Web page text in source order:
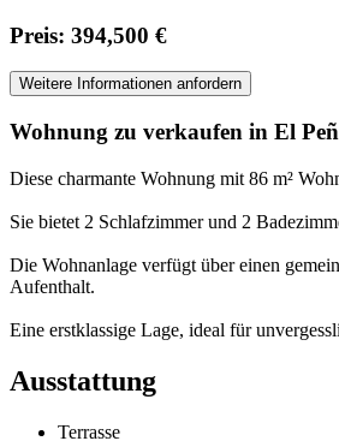
Preis: 394,500 €
Weitere Informationen anfordern
Wohnung zu verkaufen in El
Diese charmante Wohnung mit 86 m²
Sie bietet 2 Schlafzimmer und 2
Die Wohnanlage verfügt über einen
Aufenthalt.
Eine erstklassige Lage, ideal für
Ausstattung
Terrasse